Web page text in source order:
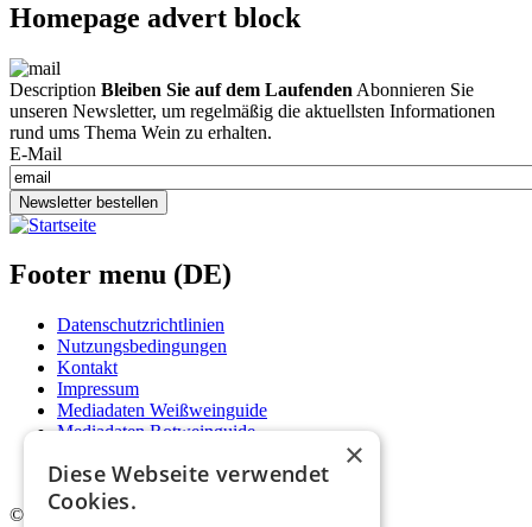
Homepage advert block
Description Bleiben Sie auf dem Laufenden Abonnieren Sie
unseren Newsletter, um regelmäßig die aktuellsten Informationen
rund ums Thema Wein zu erhalten.
E-Mail
Newsletter bestellen
Footer menu (DE)
Datenschutzrichtlinien
Nutzungsbedingungen
Kontakt
Impressum
Mediadaten Weißweinguide
Mediadaten Rotweinguide
Newsletter
© 2026. Alle Rechte vorbehalten.
×
Diese Webseite verwendet
Cookies.